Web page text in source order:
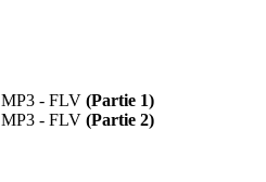
MP3 - FLV (Partie 1)
MP3 - FLV (Partie 2)